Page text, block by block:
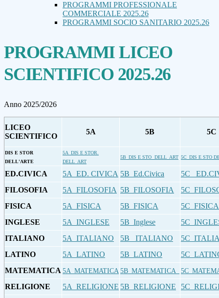
PROGRAMMI PROFESSIONALE
COMMERCIALE 2025.26
PROGRAMMI SOCIO SANITARIO 2025.26
PROGRAMMI LICEO
SCIENTIFICO 2025.26
Anno 2025/2026
LICEO
SCIENTIFICO
5A 5B 5C
DIS E STOR
DELL'ARTE
5A_DIS E STOR.
DELL_ART
5B_DIS E STO DELL_ART 5C_DIS E STO
ED.CIVICA 5A_ED. CIVICA 5B_Ed.Civica
5C_
FILOSOFIA
5A_FILOSOFIA 5B_FILOSOFIA
FISICA
5A_FISICA 5B_FISICA
5C_FISICA
INGLESE
5A_INGLESE 5B_Inglese
ITALIANO
5A_ITALIANO 5B_ ITALIANO
LATINO
5A_LATINO 5B_LATINO
MATEMATICA 5A_MATEMATICA 5B_MATEMATICA_
RELIGIONE 5A_RELIGIONE 5B_RELIGIONE